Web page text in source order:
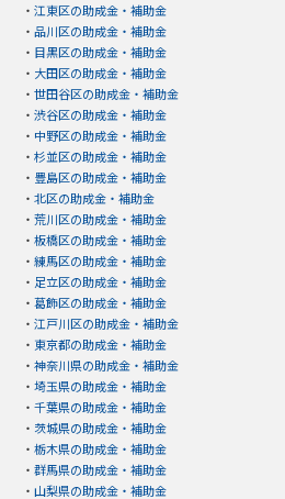
・ 江東区の助成金・補助金
・ 品川区の助成金・補助金
・ 目黒区の助成金・補助金
・ 大田区の助成金・補助金
・ 世田谷区の助成金・補助金
・ 渋谷区の助成金・補助金
・ 中野区の助成金・補助金
・ 杉並区の助成金・補助金
・ 豊島区の助成金・補助金
・ 北区の助成金・補助金
・ 荒川区の助成金・補助金
・ 板橋区の助成金・補助金
・ 練馬区の助成金・補助金
・ 足立区の助成金・補助金
・ 葛飾区の助成金・補助金
・ 江戸川区の助成金・補助金
・ 東京都の助成金・補助金
・ 神奈川県の助成金・補助金
・ 埼玉県の助成金・補助金
・ 千葉県の助成金・補助金
・ 茨城県の助成金・補助金
・ 栃木県の助成金・補助金
・ 群馬県の助成金・補助金
・ 山梨県の助成金・補助金